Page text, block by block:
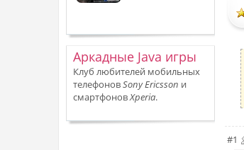
#1
Аркадные Java игры
Клуб любителей мобильных
телефоновSony Ericsson и
смартфоновXperia.